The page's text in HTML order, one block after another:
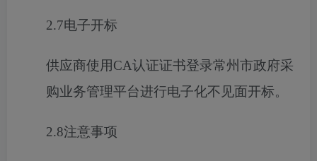
2.7电子开标
供应商使用CA认证证书登录常州市政府采
购业务管理平台进行电子化不见面开标。
2.8注意事项